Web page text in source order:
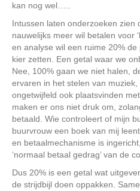
kan nog wel…..
Intussen laten onderzoeken zien
nauwelijks meer wil betalen voor
en analyse wil een ruime 20%
kier zetten. Een getal waar we
Nee, 100% gaan we niet halen,
ervaren in het stelen van
ongetwijfeld ook plaatsvinden
maken er ons niet druk om,
betaald. Wie controleert of mijn
buurvrouw een boek van mij
en betaalmechanisme is
‘normaal betaal gedrag’ van de
Dus 20% is een getal wat
de strijdbijl doen oppakken.